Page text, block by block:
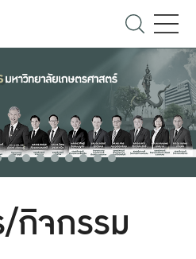
/กิจกรรม